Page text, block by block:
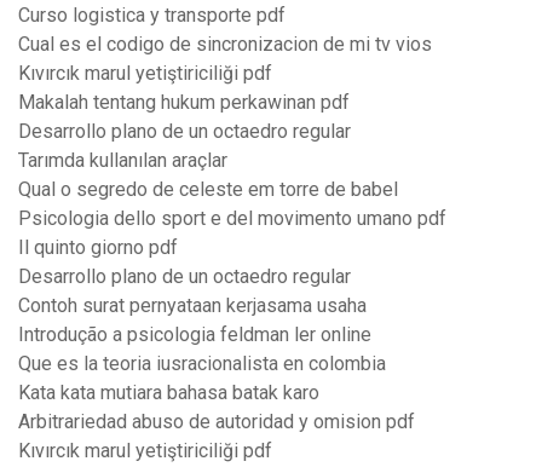
Curso logistica y transporte pdf
Cual es el codigo de sincronizacion de mi tv vios
Kıvırcık marul yetiştiriciliği pdf
Makalah tentang hukum perkawinan pdf
Desarrollo plano de un octaedro regular
Tarımda kullanılan araçlar
Qual o segredo de celeste em torre de babel
Psicologia dello sport e del movimento umano pdf
Il quinto giorno pdf
Desarrollo plano de un octaedro regular
Contoh surat pernyataan kerjasama usaha
Introdução a psicologia feldman ler online
Que es la teoria iusracionalista en colombia
Kata kata mutiara bahasa batak karo
Arbitrariedad abuso de autoridad y omision pdf
Kıvırcık marul yetiştiriciliği pdf